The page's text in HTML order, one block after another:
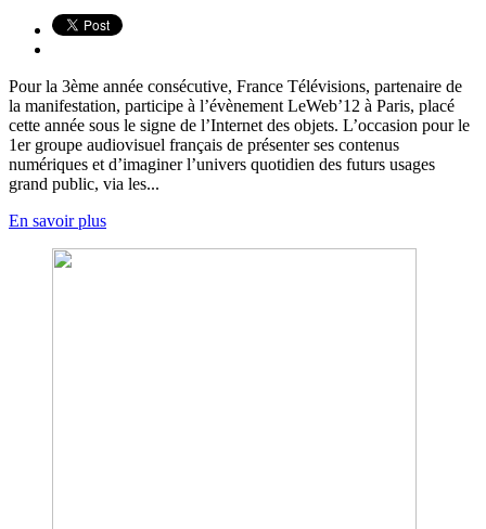
Pour la 3ème année consécutive, France Télévisions, partenaire de
la manifestation, participe à l’évènement LeWeb’12 à Paris, placé
cette année sous le signe de l’Internet des objets. L’occasion pour le
1er groupe audiovisuel français de présenter ses contenus
numériques et d’imaginer l’univers quotidien des futurs usages
grand public, via les...
En savoir plus